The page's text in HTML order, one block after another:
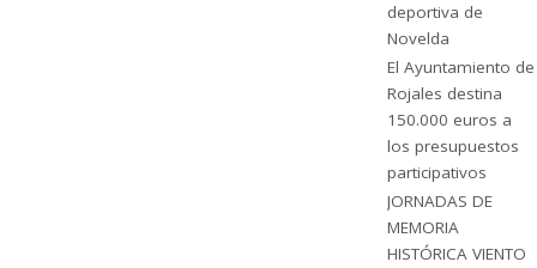
deportiva de
Novelda
El Ayuntamiento de
Rojales destina
150.000 euros a
los presupuestos
participativos
JORNADAS DE
MEMORIA
HISTÓRICA VIENTO